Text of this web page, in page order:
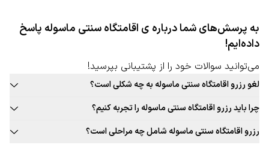
فراهم شده است. علاوه بر این موضوع، اقامتگاه‌های سنتی معمولا
فضای بیشتر و بزرگتری را نسبت به اتاق‌های یک هتل زنجیره‌ای
در اختیار شما مهمان قرار خواهند داد. این امر می‌تواند برای
افرادی که تمایل دارند تا به صورت خانوادگی یا با تعداد بالا سفر
کنند، بسیار مطلوب واقع شود.
رزرو اقامتگاه سنتی ماسوله، هم یکی از همین تجربه های اصیل و
ناب است. شهر مذکور به دلیل پیشینه تاریخی خود فضاهایی
رزرو اقامتگاه سنتی ماسوله به صورت آنلاین
به پرسش‌های شما درباره ی اقامتگاه سنتی ماسوله پاسخ
داده‌ایم!
می‌توانید سوالات خود را از پشتیبانی بپرسید!
لغو رزرو اقامتگاه سنتی ماسوله به چه شکلی است؟
قوانین لغو رزرو اقامتگاه سنتی این شهر به صورت ثابت برای تمامی اقامتگاه
سنتی قابل ارائه نیست. حتما در زمان رزرو اقامتگاه سنتی مورد نظر خود به
قوانین لغو توجه کنید.
چرا باید رزرو اقامتگاه سنتی ماسوله را تجربه کنیم؟
بافت سنتی و جذاب این شهر، غذاهای محلی و بومی جذاب، فرهنگ غنی،
تجربه‌های جذاب و به یادماندنی اقامت در اقامتگاه سنتی این شهر و …
رزرو اقامتگاه سنتی ماسوله شامل چه مراحلی است؟